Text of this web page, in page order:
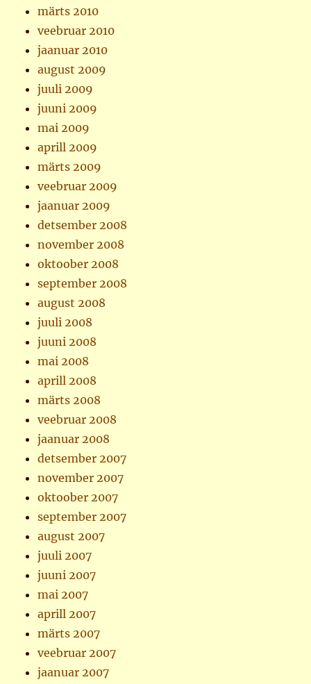
märts 2010
veebruar 2010
jaanuar 2010
august 2009
juuli 2009
juuni 2009
mai 2009
aprill 2009
märts 2009
veebruar 2009
jaanuar 2009
detsember 2008
november 2008
oktoober 2008
september 2008
august 2008
juuli 2008
juuni 2008
mai 2008
aprill 2008
märts 2008
veebruar 2008
jaanuar 2008
detsember 2007
november 2007
oktoober 2007
september 2007
august 2007
juuli 2007
juuni 2007
mai 2007
aprill 2007
märts 2007
veebruar 2007
jaanuar 2007